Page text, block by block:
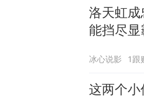
洛天虹
能挡尽显
冰心说影 1跟
这两个